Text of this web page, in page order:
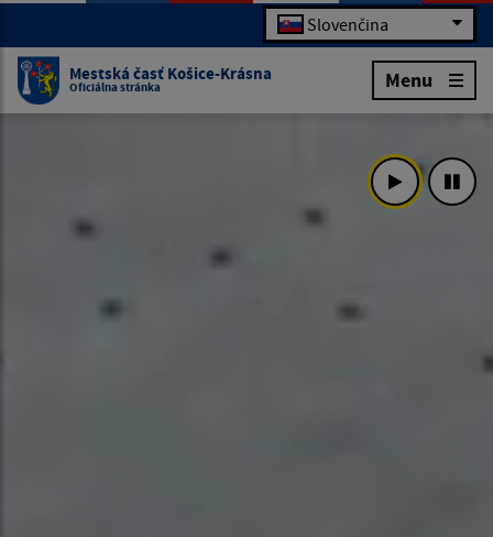
Slovenčina
Mestská časť Košice-Krásna
Oficiálna stránka Menu